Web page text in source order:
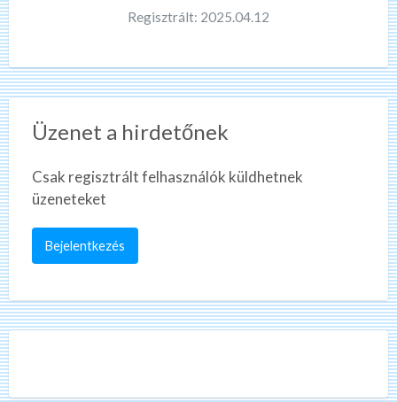
Regisztrált: 2025.04.12
Üzenet a hirdetőnek
Csak regisztrált felhasználók küldhetnek
üzeneteket
Bejelentkezés